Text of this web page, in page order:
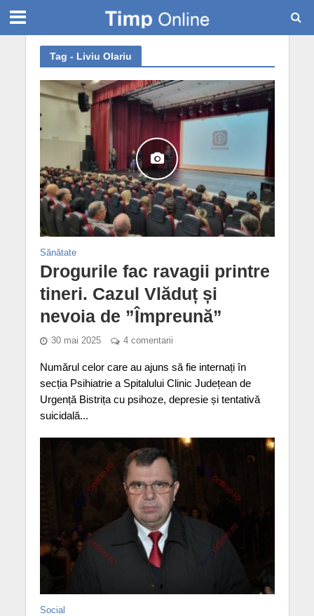
Tag - Liviu Olariu
Sănătate
Drogurile fac ravagii printre
tineri. Cazul Vlăduț și
nevoia de ”Împreună”
30 mai 2025 4 comentarii
Numărul celor care au ajuns să fie internați în
secția Psihiatrie a Spitalului Clinic Județean de
Urgență Bistrița cu psihoze, depresie și tentativă
suicidală...
Social